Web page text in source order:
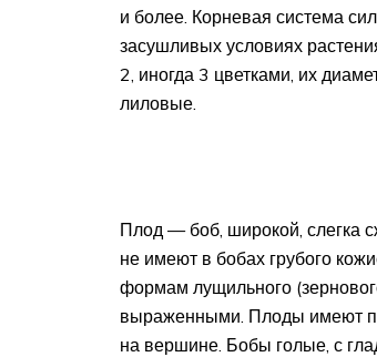
и более. Корневая система
засушливых условиях
2, иногда 3 цветками, их
лиловые.
Плод — боб, широкой, слегка
не имеют в бобах грубого
формам лущильного
выраженными. Плоды имеют
на вершине. Бобы голые, с